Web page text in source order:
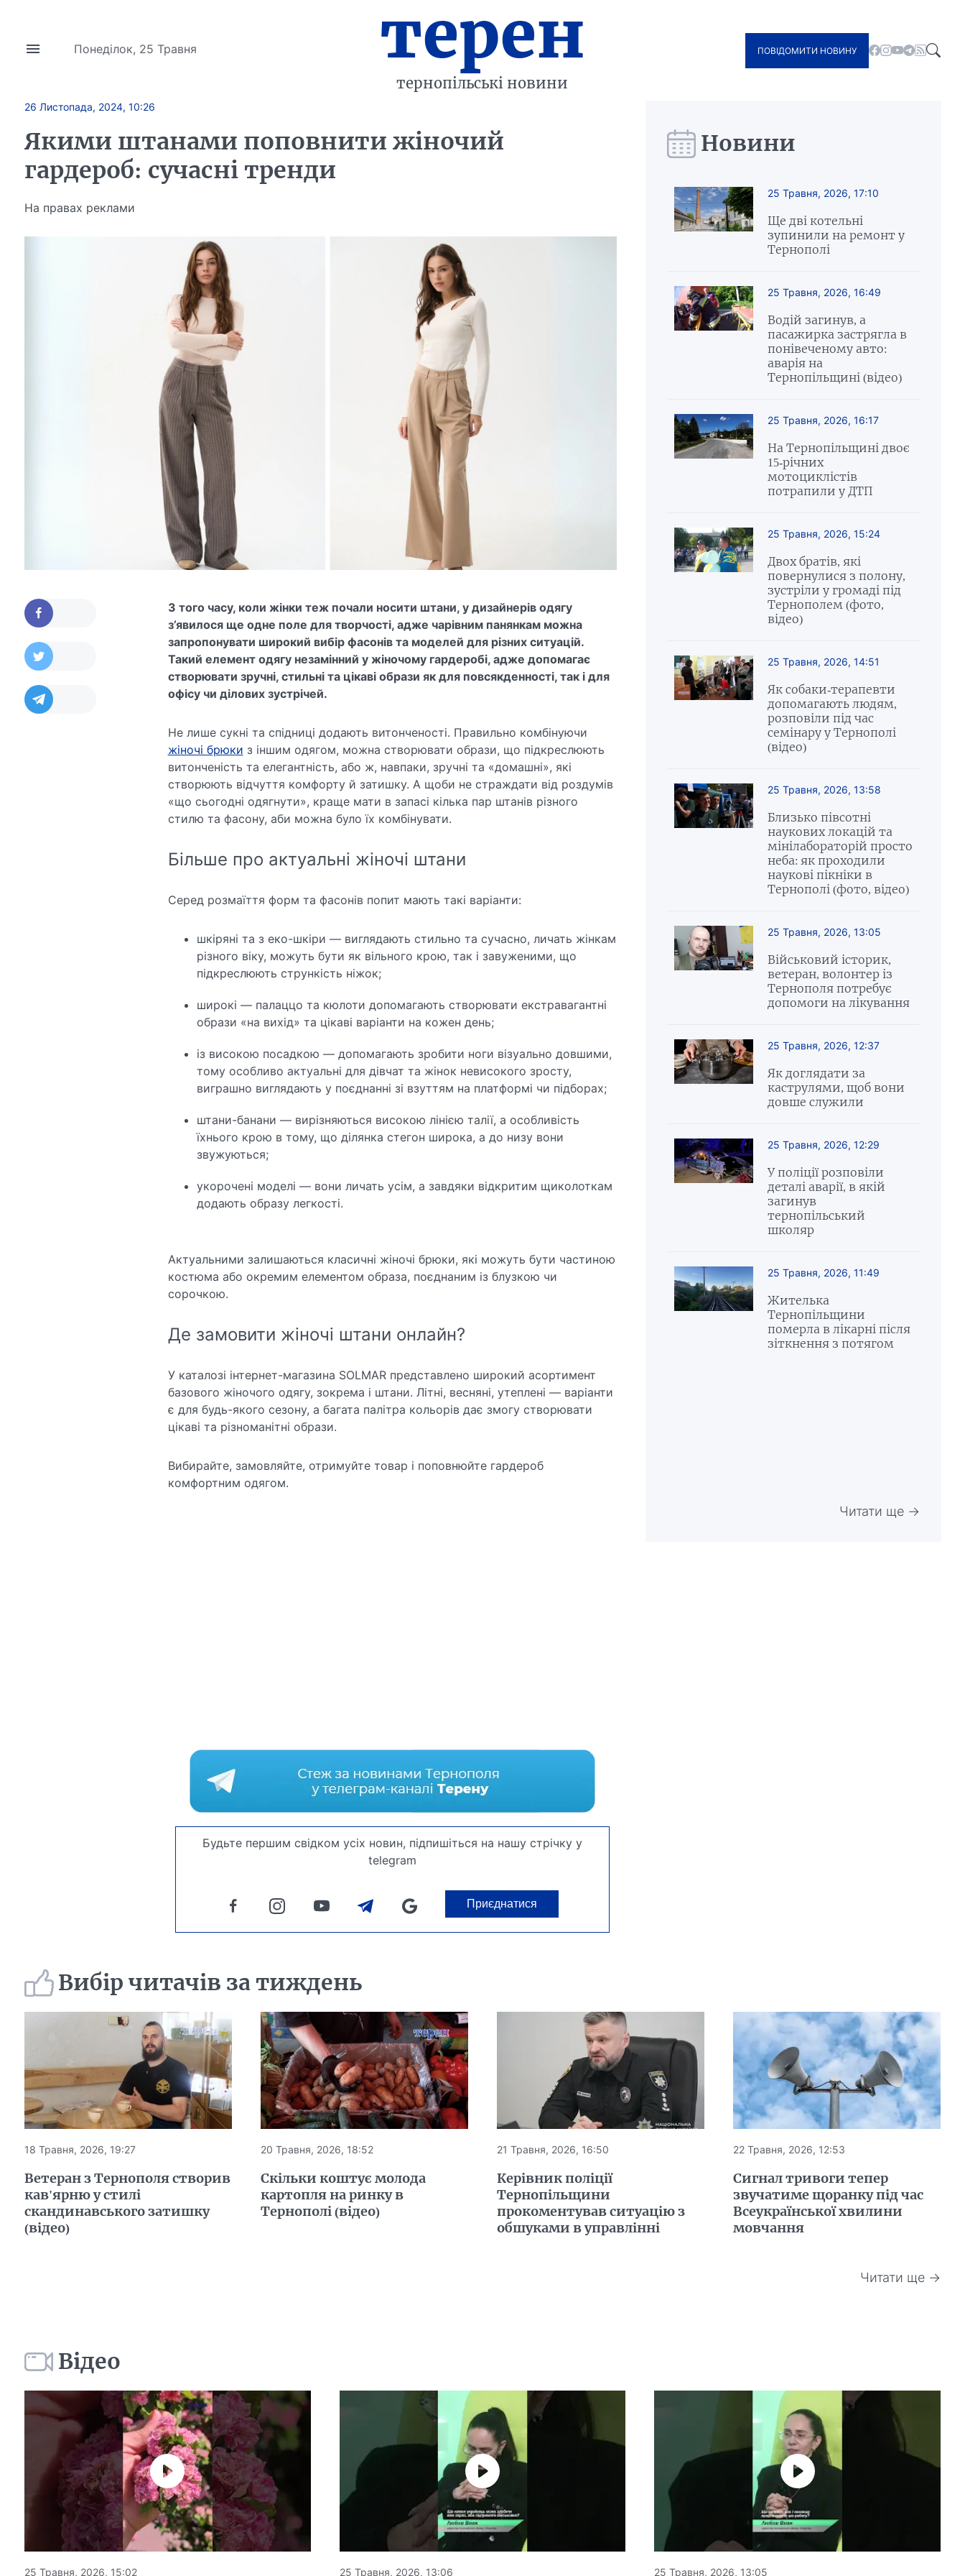
Понеділок, 25 Травня терен
тернопільські новини
ПОВІДОМИТИ НОВИНУ
26 Листопада, 2024, 10:26
Якими штанами поповнити жіночий
гардероб: сучасні тренди
На правах реклами
З того часу, коли жінки теж почали носити штани, у дизайнерів одягу
з’явилося ще одне поле для творчості, адже чарівним панянкам можна
запропонувати широкий вибір фасонів та моделей для різних ситуацій.
Такий елемент одягу незамінний у жіночому гардеробі, адже допомагає
створювати зручні, стильні та цікаві образи як для повсякденності, так і для
офісу чи ділових зустрічей.
Не лише сукні та спідниці додають витонченості. Правильно комбінуючи
жіночі брюки з іншим одягом, можна створювати образи, що підкреслюють
витонченість та елегантність, або ж, навпаки, зручні та «домашні», які
створюють відчуття комфорту й затишку. А щоби не страждати від роздумів
«що сьогодні одягнути», краще мати в запасі кілька пар штанів різного
стилю та фасону, аби можна було їх комбінувати.
Більше про актуальні жіночі штани
Серед розмаїття форм та фасонів попит мають такі варіанти:
шкіряні та з еко-шкіри — виглядають стильно та сучасно, личать жінкам
різного віку, можуть бути як вільного крою, так і завуженими, що
підкреслюють стрункість ніжок;
широкі — палаццо та кюлоти допомагають створювати екстравагантні
образи «на вихід» та цікаві варіанти на кожен день;
із високою посадкою — допомагають зробити ноги візуально довшими,
тому особливо актуальні для дівчат та жінок невисокого зросту,
виграшно виглядають у поєднанні зі взуттям на платформі чи підборах;
штани-банани — вирізняються високою лінією талії, а особливість
їхнього крою в тому, що ділянка стегон широка, а до низу вони
звужуються;
укорочені моделі — вони личать усім, а завдяки відкритим щиколоткам
додають образу легкості.
Актуальними залишаються класичні жіночі брюки, які можуть бути частиною
костюма або окремим елементом образа, поєднаним із блузкою чи
сорочкою.
Де замовити жіночі штани онлайн?
У каталозі інтернет-магазина SOLMAR представлено широкий асортимент
базового жіночого одягу, зокрема і штани. Літні, весняні, утеплені — варіанти
є для будь-якого сезону, а багата палітра кольорів дає змогу створювати
цікаві та різноманітні образи.
Вибирайте, замовляйте, отримуйте товар і поповнюйте гардероб
комфортним одягом.
Будьте першим свідком усіх новин, підпишіться на нашу стрічку у
telegram
Приєднатися
Новини
25 Травня, 2026, 17:10
Ще дві котельні
зупинили на ремонт у
Тернополі
25 Травня, 2026, 16:49
Водій загинув, а
пасажирка застрягла в
понівеченому авто:
аварія на
Тернопільщині (відео)
25 Травня, 2026, 16:17
На Тернопільщині двоє
15-річних
мотоциклістів
потрапили у ДТП
25 Травня, 2026, 15:24
Двох братів, які
повернулися з полону,
зустріли у громаді під
Тернополем (фото,
відео)
25 Травня, 2026, 14:51
Як собаки-терапевти
допомагають людям,
розповіли під час
семінару у Тернополі
(відео)
25 Травня, 2026, 13:58
Близько півсотні
наукових локацій та
мінілабораторій просто
неба: як проходили
наукові пікніки в
Тернополі (фото, відео)
25 Травня, 2026, 13:05
Військовий історик,
ветеран, волонтер із
Тернополя потребує
допомоги на лікування
25 Травня, 2026, 12:37
Як доглядати за
каструлями, щоб вони
довше служили
25 Травня, 2026, 12:29
У поліції розповіли
деталі аварії, в якій
загинув
тернопільський
школяр
25 Травня, 2026, 11:49
Жителька
Тернопільщини
померла в лікарні після
зіткнення з потягом
Читати ще →
Вибір читачів за тиждень
18 Травня, 2026, 19:27
Ветеран з Тернополя створив
кав'ярню у стилі
скандинавського затишку
(відео)
20 Травня, 2026, 18:52
Скільки коштує молода
картопля на ринку в
Тернополі (відео)
21 Травня, 2026, 16:50
Керівник поліції
Тернопільщини
прокоментував ситуацію з
обшуками в управлінні
22 Травня, 2026, 12:53
Сигнал тривоги тепер
звучатиме щоранку під час
Всеукраїнської хвилини
мовчання
Читати ще →
Відео
25 Травня, 2026, 15:02 25 Травня, 2026, 13:06 25 Травня, 2026, 13:05